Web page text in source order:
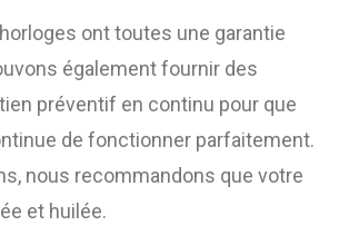
ont toutes une garantie
également fournir des
préventif en continu pour que
de fonctionner parfaitement.
nous recommandons que votre
et huilée.